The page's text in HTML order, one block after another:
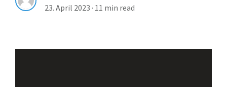
23. April 2023 · 11 min read